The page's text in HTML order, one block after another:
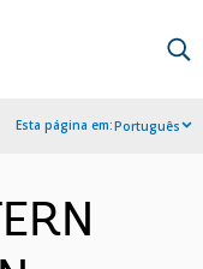
Esta página em:Português